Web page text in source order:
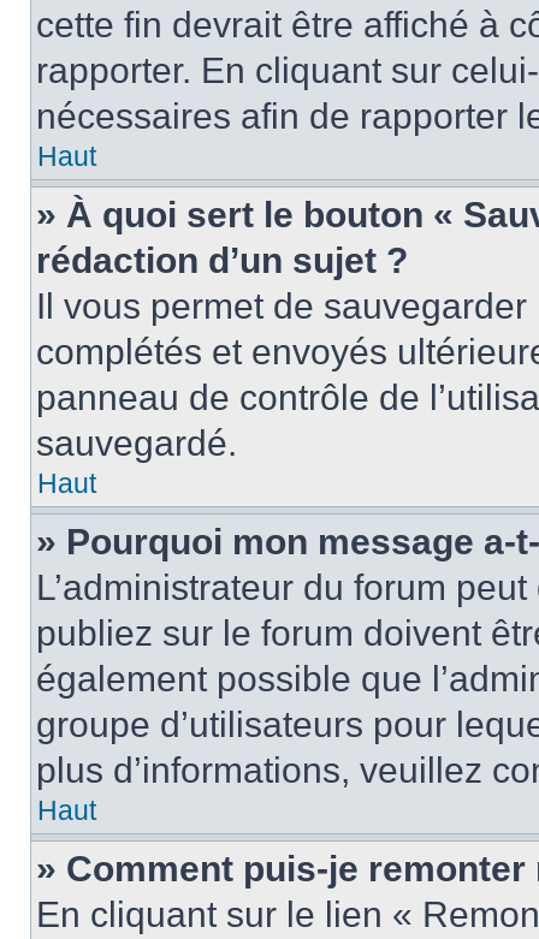
cette fin devrait être affiché à
rapporter. En cliquant sur
nécessaires afin de rapporter
Haut
» À quoi sert le bouton «
rédaction d’un sujet ?
Il vous permet de
complétés et envoyés
panneau de contrôle de
sauvegardé.
Haut
» Pourquoi mon message a-
L’administrateur du forum
publiez sur le forum doivent
également possible que
groupe d’utilisateurs pour
plus d’informations, veuillez
Haut
» Comment puis-je
En cliquant sur le lien «